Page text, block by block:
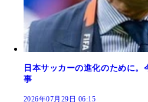
日本サッカーの進化のために
事
2026年07月29日 06:15